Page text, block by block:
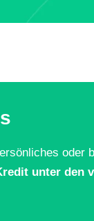
oder
unter den